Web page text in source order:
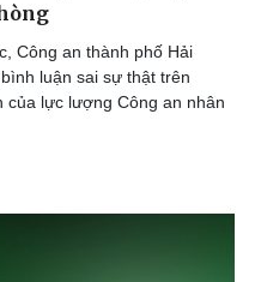
Công an thành phố Hải
luận sai sự thật trên
của lực lượng Công an nhân